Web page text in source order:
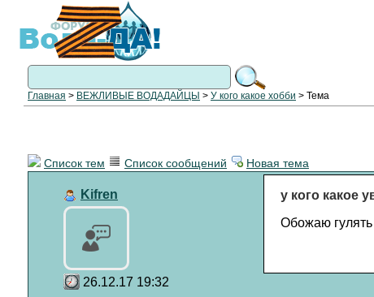
Главная > ВЕЖЛИВЫЕ ВОДАДАЙЦЫ > У кого какое хобби > Тема
Список тем
Список сообщений Новая тема
Kifren
26.12.17 19:32
у кого какое
Обожаю гулять